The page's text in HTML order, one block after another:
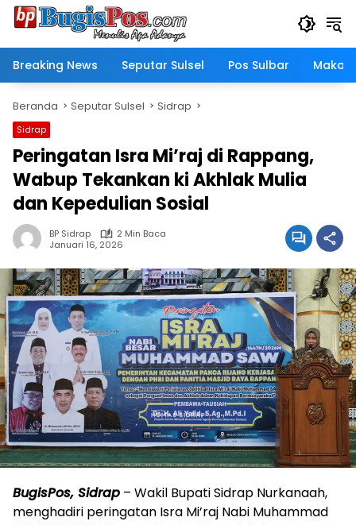
Langsung
Breaking News
Seputar Sulsel Pos Sulbar
Beranda Seputar Sulsel Sidrap
Sidrap
Peringatan Isra Mi’raj di Rappang,
Wabup Tekankan ki Akhlak Mulia
dan Kepedulian Sosial
BP Sidrap
2 Min Baca
Januari 16, 2026
BugisPos, Sidrap – Wakil Bupati Sidrap Nurkanaah,
menghadiri peringatan Isra Mi’raj Nabi Muhammad